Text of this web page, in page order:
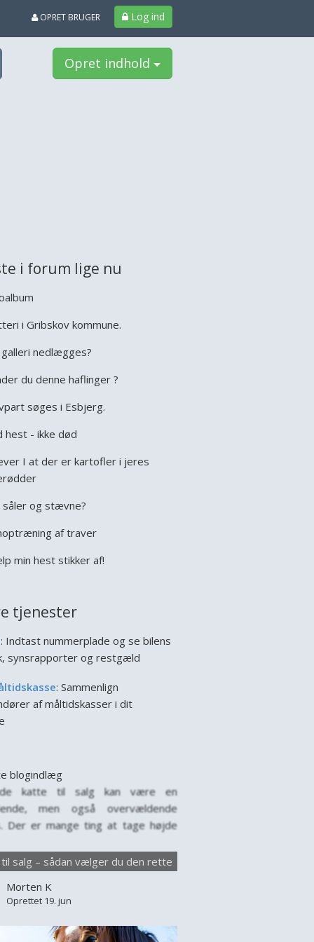
Log ind
OPRET BRUGER
Opret indhold
i forum lige nu
i Gribskov kommune.
nedlægges?
du denne haflinger ?
søges i Esbjerg.
hest - ikke død
I at der er kartofler i jeres
såler og stævne?
af traver
min hest stikker af!
tjenester
: Indtast nummerplade og se bilens
synsrapporter og restgæld
: Sammenlign
af måltidskasser i dit
blogindlæg
katte til salg kan være en
men også overvældende
Der er mange ting at tage højde
Hver kat har sin egen
behov og baggrund, og det
at vælge med omtanke. Markedet
til salg er stort,...
salg – sådan vælger du den rette
Morten K
Oprettet 19. jun